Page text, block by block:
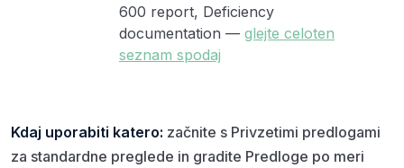
600 report, Deficiency
documentation — glejte celoten
seznam spodaj
Kdaj uporabiti katero: začnite s Privzetimi predlogami
za standardne preglede in gradite Predloge po meri